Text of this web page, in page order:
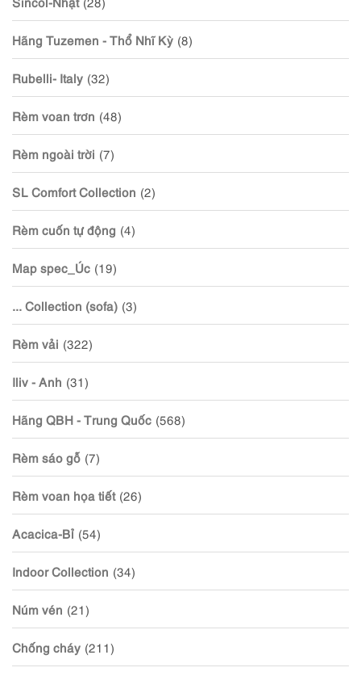
Hãng Tuzemen - Thổ Nhĩ Kỳ (8)
Rubelli- Italy (32)
Rèm voan trơn (48)
Rèm ngoài trời (7)
SL Comfort Collection (2)
Rèm cuốn tự động (4)
Map spec_Úc (19)
... Collection (sofa) (3)
Rèm vải (322)
Iliv - Anh (31)
Hãng QBH - Trung Quốc (568)
Rèm sáo gỗ (7)
Rèm voan họa tiết (26)
Acacica-Bỉ (54)
Indoor Collection (34)
Núm vén (21)
Chống cháy (211)